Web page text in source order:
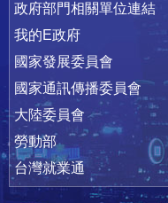
政府部門相關單位連結
我的E政府
國家發展委員會
國家通訊傳播委員會
大陸委員會
勞動部
台灣就業通